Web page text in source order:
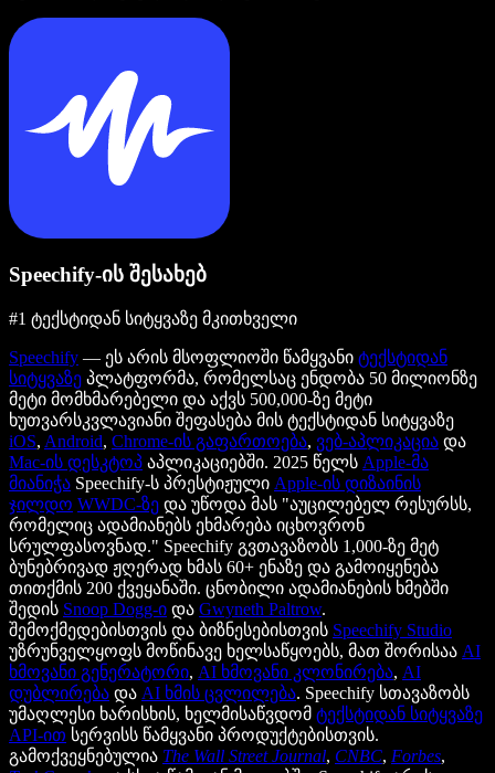
Speechify-ის შესახებ
#1 ტექსტიდან სიტყვაზე მკითხველი
Speechify — ეს არის მსოფლიოში წამყვანი ტექსტიდან
სიტყვაზე პლატფორმა, რომელსაც ენდობა 50 მილიონზე
მეტი მომხმარებელი და აქვს 500,000-ზე მეტი
ხუთვარსკვლავიანი შეფასება მის ტექსტიდან სიტყვაზე
iOS, Android, Chrome-ის გაფართოება, ვებ-აპლიკაცია და
Mac-ის დესკტოპ აპლიკაციებში. 2025 წელს Apple-მა
მიანიჭა Speechify-ს პრესტიჟული Apple-ის დიზაინის
ჯილდო WWDC-ზე და უწოდა მას "აუცილებელ რესურსს,
რომელიც ადამიანებს ეხმარება იცხოვრონ
სრულფასოვნად." Speechify გვთავაზობს 1,000-ზე მეტ
ბუნებრივად ჟღერად ხმას 60+ ენაზე და გამოიყენება
თითქმის 200 ქვეყანაში. ცნობილი ადამიანების ხმებში
შედის Snoop Dogg-ი და Gwyneth Paltrow.
შემოქმედებისთვის და ბიზნესებისთვის Speechify Studio
უზრუნველყოფს მოწინავე ხელსაწყოებს, მათ შორისაა AI
ხმოვანი გენერატორი, AI ხმოვანი კლონირება, AI
დუბლირება და AI ხმის ცვლილება. Speechify სთავაზობს
უმაღლესი ხარისხის, ხელმისაწვდომ ტექსტიდან სიტყვაზე
API-ით სერვისს წამყვანი პროდუქტებისთვის.
გამოქვეყნებულია The Wall Street Journal, CNBC, Forbes,